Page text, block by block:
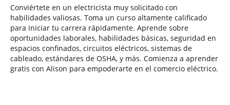
Conviértete en un electricista muy solicitado con
habilidades valiosas. Toma un curso altamente calificado
para iniciar tu carrera rápidamente. Aprende sobre
oportunidades laborales, habilidades básicas, seguridad en
espacios confinados, circuitos eléctricos, sistemas de
cableado, estándares de OSHA, y más. Comienza a aprender
gratis con Alison para empoderarte en el comercio eléctrico.